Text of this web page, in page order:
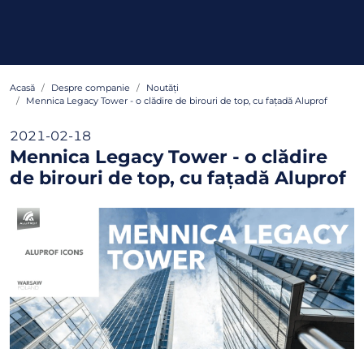
Acasă Despre companie
Noutăți
Mennica Legacy Tower - o clădire de birouri de top, cu fațadă Aluprof
2021-02-18
Mennica Legacy Tower - o clădire
de birouri de top, cu fațadă Aluprof